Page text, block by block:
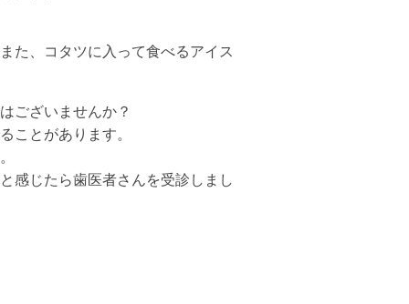
た、コタツに入って食べるアイス
ございませんか？
ことがあります。
感じたら歯医者さんを受診しまし